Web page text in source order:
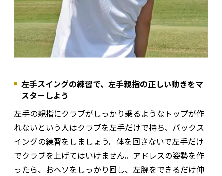
左手スイングの練習で、左手親指の正しい動きをマ
スターしよう
左手の親指にクラブがしっかり乗るようなトップが作
れないという人はクラブを左手だけで持ち、バックス
イングの練習をしましょう。体を回さないで左手だけ
でクラブを上げてはいけません。アドレスの姿勢を作
ったら、おヘソをしっかり回し、左腕をできるだけ伸